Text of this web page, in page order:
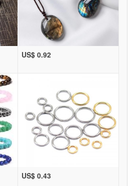
US$ 0.92
US$ 0.43